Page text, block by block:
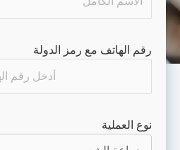
رقم الهاتف مع رمز الدولة
نوع العملية